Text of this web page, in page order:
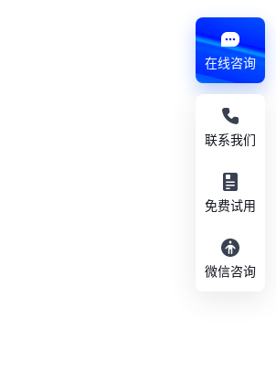
在线咨询
联系我们
免费试用
微信咨询